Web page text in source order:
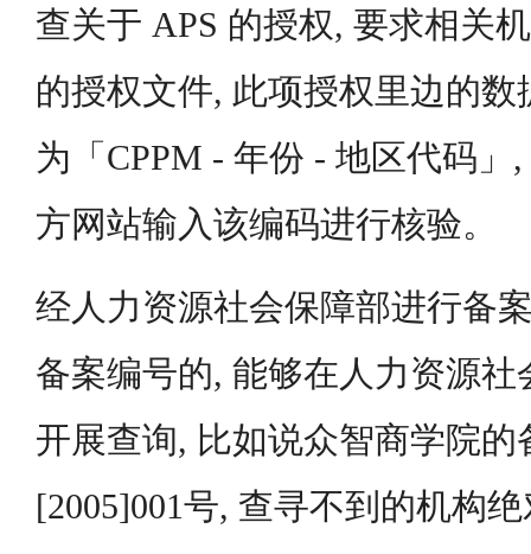
查关于 APS 的授权, 要求相关
的授权文件, 此项授权里边的
为「CPPM - 年份 - 地区代码」
方网站输入该编码进行核验。
经人力资源社会保障部进行备
备案编号的, 能够在人力资源
开展查询, 比如说众智商学院
[2005]001号, 查寻不到的机构